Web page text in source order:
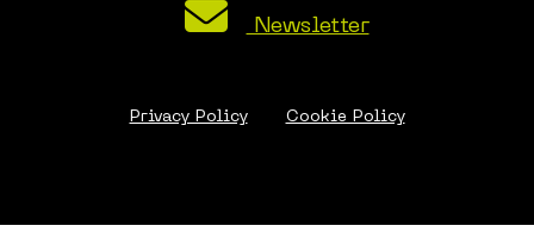
Newsletter
Privacy Policy Cookie Policy